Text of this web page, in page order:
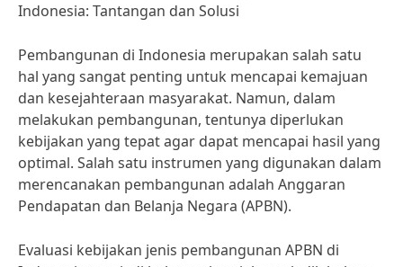
Indonesia: Tantangan dan Solusi
Pembangunan di Indonesia merupakan salah satu
hal yang sangat penting untuk mencapai kemajuan
dan kesejahteraan masyarakat. Namun, dalam
melakukan pembangunan, tentunya diperlukan
kebijakan yang tepat agar dapat mencapai hasil yang
optimal. Salah satu instrumen yang digunakan dalam
merencanakan pembangunan adalah Anggaran
Pendapatan dan Belanja Negara (APBN).
Evaluasi kebijakan jenis pembangunan APBN di